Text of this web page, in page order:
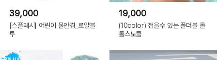
39,000
[스플래시] 어린이 물안경_로얄블
루
19,000
(10color) 접을수 있는 폴더블 롤
롤스노클